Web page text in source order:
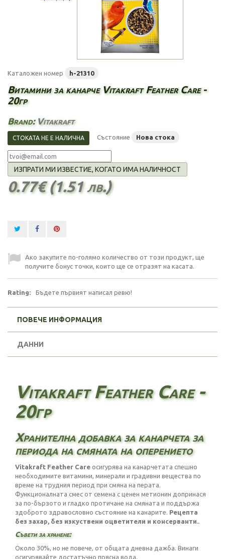
Каталожен номер h-21310
Витамини за канарче Vitakraft Feather Care -
20гр
Brand: Vitakraft
СТОКАТА НЕ Е НАЛИЧНА Състояние Нова стока
ИЗПРАТИ МИ ИЗВЕСТИЕ, КОГАТО ИМА НАЛИЧНОСТ
0.77€ (1.51 лв.)
Ако закупите по-голямо количество от този продукт, ще
получите бонус точки, които ще се отразят на касата.
Rating: Бъдете първият написал ревю!
ПОВЕЧЕ ИНФОРМАЦИЯ
ДАННИ
Vitakraft Feather Care -
20гр
Хранителна добавка за канарчета за
периода на смяната на оперението
Vitakraft Feather Care осигурява на канарчетата спешно
необходимите витамини, минерали и градивни вещества по
време на трудния период при смяна на перата.
Функционалната смес от семена с ценен метионин допринася
за по-бързото и гладко протичане на смяната и поддържа
здоброто здравословно състояние на канарите. Рецепта
без захар, без изкуствени оцветители и консерванти..
Съвети за хранене:
Около 30%, но не повече, от общата дневна дажба. Винаги
осигурявайте достатъчно прясна вода.